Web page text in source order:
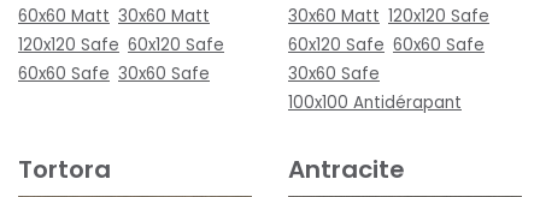
60x60 Matt 30x60 Matt
120x120 Safe 60x120 Safe
60x60 Safe 30x60 Safe
30x60 Matt 120x120 Safe
60x120 Safe 60x60 Safe
30x60 Safe
100x100 Antidérapant
Tortora Antracite